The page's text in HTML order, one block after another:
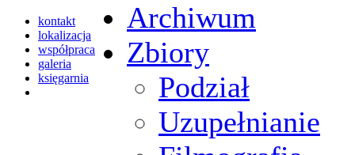
kontakt
lokalizacja
współpraca
galeria
księgarnia
Archiwum
Zbiory
Podział
Uzupełnianie